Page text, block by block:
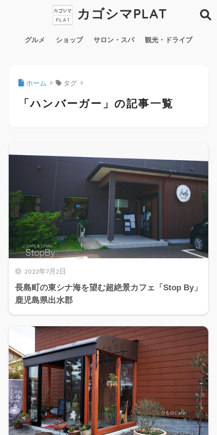
カゴシマPLAT
グルメ ショップ サロン・スパ 観光・ドライブ
ホーム タグ
「ハンバーガー」の記事一覧
2022年7月2日
長島町の東シナ海を望む超絶景カフェ「Stop By」
鹿児島県出水郡